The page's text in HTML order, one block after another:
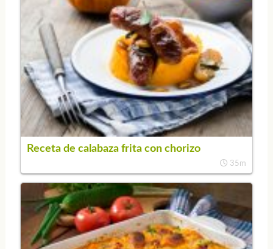
Receta de calabaza frita con chorizo
35m